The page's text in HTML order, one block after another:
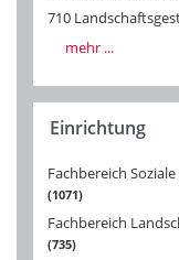
710
mehr ...
Einrichtung
Fachbereich
1071
Fachbereich
735